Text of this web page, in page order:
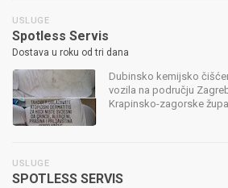
USLUGE
Spotless Servis
Dostava u roku od tri dana
Dubinsko kemijsko
vozila na području
Krapinsko-zagorske
USLUGE
SPOTLESS SERVIS